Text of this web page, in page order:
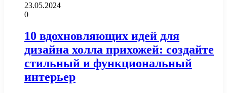
23.05.2024
0
10 вдохновляющих идей для
дизайна холла прихожей: создайте
стильный и функциональный
интерьер